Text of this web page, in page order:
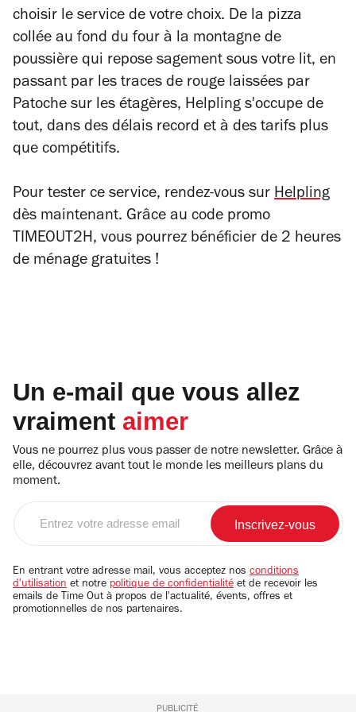
choisir le service de votre choix. De la pizza
collée au fond du four à la montagne de
poussière qui repose sagement sous votre lit, en
passant par les traces de rouge laissées par
Patoche sur les étagères, Helpling s'occupe de
tout, dans des délais record et à des tarifs plus
que compétitifs.
Pour tester ce service, rendez-vous sur Helpling
dès maintenant. Grâce au code promo
TIMEOUT2H, vous pourrez bénéficier de 2 heures
de ménage gratuites !
Un e-mail que vous allez
vraiment aimer
Vous ne pourrez plus vous passer de notre newsletter. Grâce à
elle, découvrez avant tout le monde les meilleurs plans du
moment.
email
En entrant votre adresse mail, vous acceptez nos conditions
d'utilisation et notre politique de confidentialité et de recevoir les
emails de Time Out à propos de l'actualité, évents, offres et
promotionnelles de nos partenaires.
PUBLICITÉ